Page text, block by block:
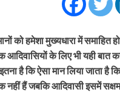
को हमेशा मुख्यधारा में समाहित
के लिए भी यही बात
है कि ऐसा मान लिया जाता है
हैं जबकि आदिवासी इसमें